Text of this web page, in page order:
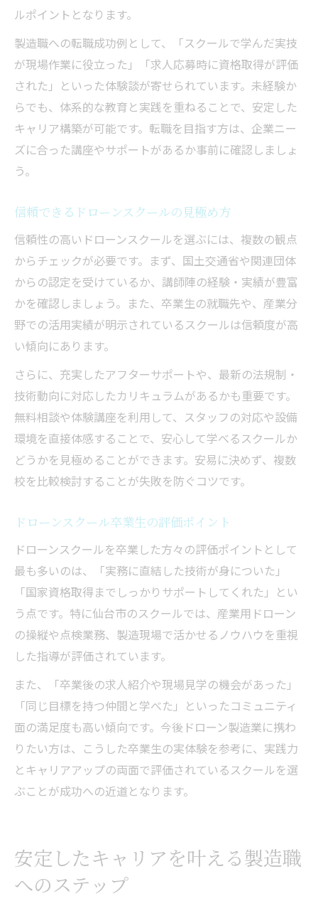
ルポイントとなります。
製造職への転職成功例として、「スクールで学んだ実技
が現場作業に役立った」「求人応募時に資格取得が評価
された」といった体験談が寄せられています。未経験か
らでも、体系的な教育と実践を重ねることで、安定した
キャリア構築が可能です。転職を目指す方は、企業ニー
ズに合った講座やサポートがあるか事前に確認しましょ
う。
信頼できるドローンスクールの見極め方
信頼性の高いドローンスクールを選ぶには、複数の観点
からチェックが必要です。まず、国土交通省や関連団体
からの認定を受けているか、講師陣の経験・実績が豊富
かを確認しましょう。また、卒業生の就職先や、産業分
野での活用実績が明示されているスクールは信頼度が高
い傾向にあります。
さらに、充実したアフターサポートや、最新の法規制・
技術動向に対応したカリキュラムがあるかも重要です。
無料相談や体験講座を利用して、スタッフの対応や設備
環境を直接体感することで、安心して学べるスクールか
どうかを見極めることができます。安易に決めず、複数
校を比較検討することが失敗を防ぐコツです。
ドローンスクール卒業生の評価ポイント
ドローンスクールを卒業した方々の評価ポイントとして
最も多いのは、「実務に直結した技術が身についた」
「国家資格取得までしっかりサポートしてくれた」とい
う点です。特に仙台市のスクールでは、産業用ドローン
の操縦や点検業務、製造現場で活かせるノウハウを重視
した指導が評価されています。
また、「卒業後の求人紹介や現場見学の機会があった」
「同じ目標を持つ仲間と学べた」といったコミュニティ
面の満足度も高い傾向です。今後ドローン製造業に携わ
りたい方は、こうした卒業生の実体験を参考に、実践力
とキャリアアップの両面で評価されているスクールを選
ぶことが成功への近道となります。
安定したキャリアを叶える製造職
へのステップ